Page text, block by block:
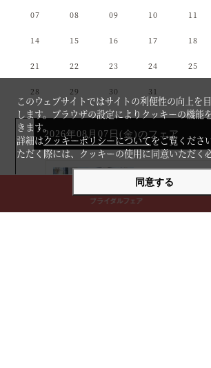
07 08 09 10 11
14 15 16 17 18
21 22 23 24 25
28 29 30 31
04 05 06 07 08
11 12 13 14 15
18 19 20 21 22
25 26 27 28
08 09 10 11 12
15 16 17 18 19
22 23 24 25 26
29 30
このウェブサイトではサイトの利便性の向上を
します。ブラウザの設定によりクッキーの機能
きます。
詳細はクッキーポリシーについてをご覧くださ
ただく際には、クッキーの使用に同意いただく
同意する